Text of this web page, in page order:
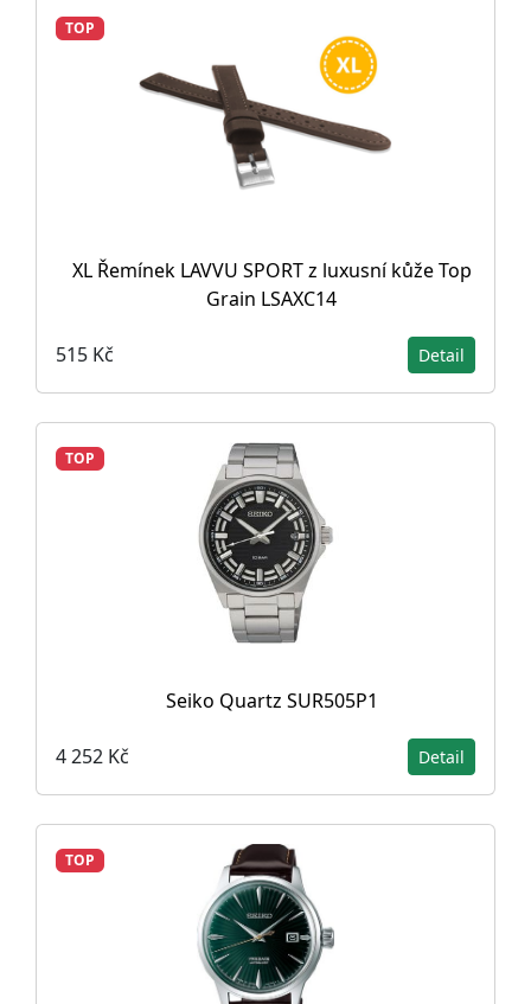
TOP
XL Řemínek LAVVU SPORT z luxusní kůže Top
Grain LSAXC14
515 Kč Detail
TOP
Seiko Quartz SUR505P1
4 252 Kč Detail
TOP